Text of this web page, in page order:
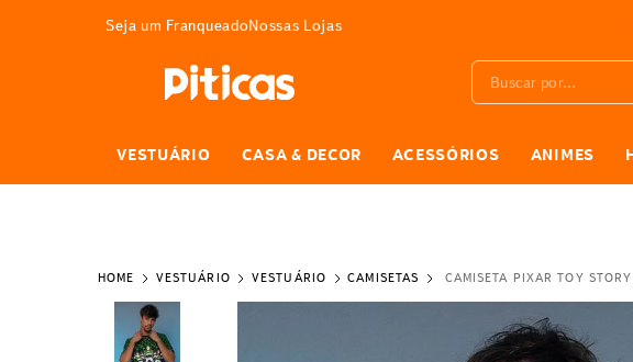
Seja um FranqueadoNossas Lojas
3% DE DESCONTOpagando com Pix ATÉ
Buscar por...
VESTUÁRIO CASA & DECOR ACESSÓRIOS ANIMES
VESTUÁRIO VESTUÁRIO CAMISETAS CAMISETA PIXAR TOY